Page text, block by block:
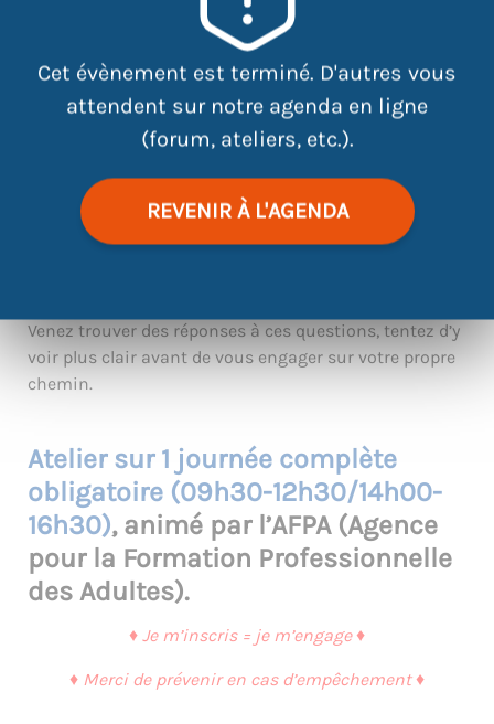
Cet évènement est terminé. D'autres vous
attendent sur notre agenda en ligne
(forum, ateliers, etc.).
REVENIR À L'AGENDA
CONSTRUIRE SON PROJET PRO EN FONCTION DE SES
ATOUTS ET DES OPPORTUNITÉS DU TERRITOIRE(public
Vous aimeriez trouver un emploi, mais quels sont les
métiers qui recrutent à Nantes ? Auxquels pourriez-
vous accéder avec vos qualités, vos compétences, vos
Venez trouver des réponses à ces questions, tentez d’y
voir plus clair avant de vous engager sur votre propre
chemin.
Atelier sur 1 journée complète
obligatoire (09h30-12h30/14h00-
16h30), animé par l’AFPA (Agence
pour la Formation Professionnelle
des Adultes).
♦ Je m’inscris = je m’engage ♦
♦ Merci de prévenir en cas d’empêchement ♦